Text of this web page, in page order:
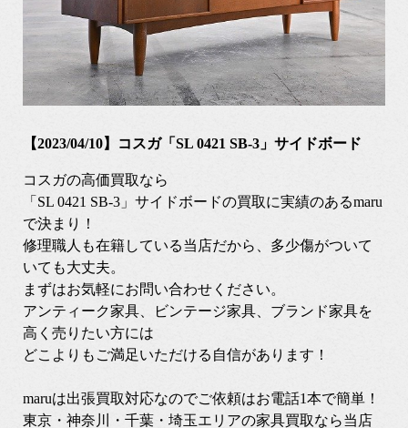
【2023/04/10】コスガ「SL 0421 SB-3」サイドボード
コスガの高価買取なら
「SL 0421 SB-3」サイドボードの買取に実績のあるmaru
で決まり！
修理職人も在籍している当店だから、多少傷がついて
いても大丈夫。
まずはお気軽にお問い合わせください。
アンティーク家具、ビンテージ家具、ブランド家具を
高く売りたい方には
どこよりもご満足いただける自信があります！
maruは出張買取対応なのでご依頼はお電話1本で簡単！
東京・神奈川・千葉・埼玉エリアの家具買取なら当店